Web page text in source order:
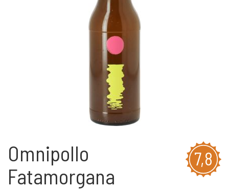
7,8
Omnipollo
Fatamorgana